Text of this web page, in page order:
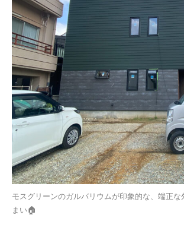
モスグリーンのガルバリウムが印象的な、端正な
まい🏠